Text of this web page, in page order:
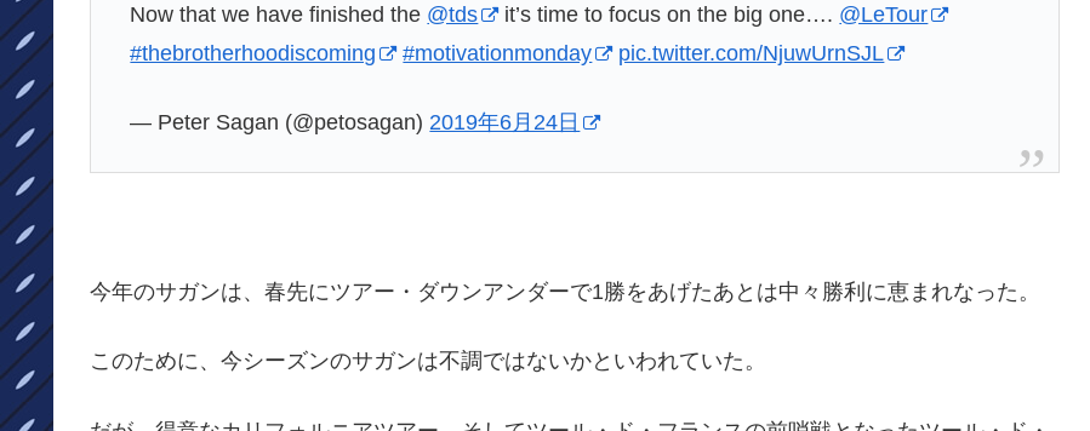
Now that we have finished the @tds it’s time to focus on the big one…. @LeTour
#thebrotherhoodiscoming
#motivationmonday pic.twitter.com/NjuwUrnSJL
— Peter Sagan (@petosagan) 2019年6月24日
今年のサガンは、春先にツアー・ダウンアンダーで1勝をあげたあとは中々勝利に恵まれなった。
このために、今シーズンのサガンは不調ではないかといわれていた。